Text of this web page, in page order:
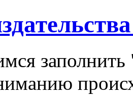
заполнить